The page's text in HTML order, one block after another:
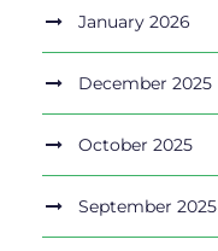
January 2026
December 2025
October 2025
September 2025